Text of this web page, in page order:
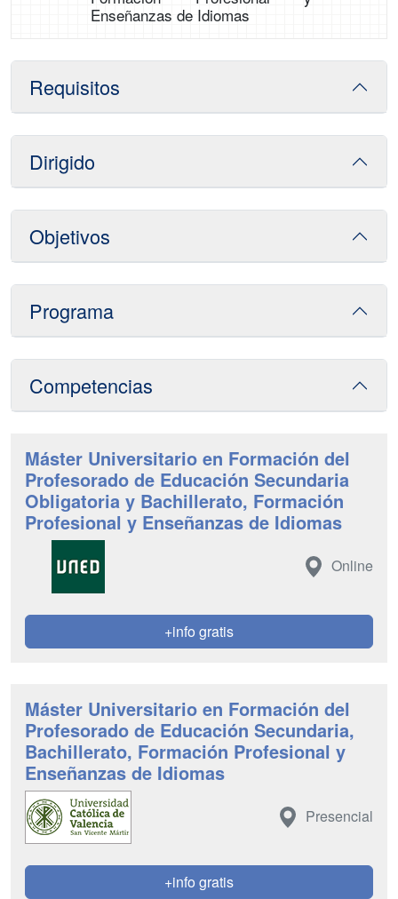
Enseñanzas de Idiomas
Requisitos
Dirigido
Objetivos
Programa
Competencias
Máster Universitario en Formación del
Profesorado de Educación Secundaria
Obligatoria y Bachillerato, Formación
Profesional y Enseñanzas de Idiomas
Online
+info gratis
Máster Universitario en Formación del
Profesorado de Educación Secundaria,
Bachillerato, Formación Profesional y
Enseñanzas de Idiomas
Presencial
+info gratis